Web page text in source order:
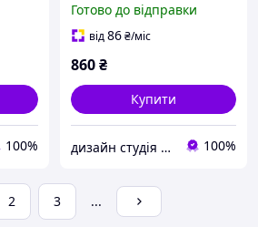
100%
Готово до відправки
від86₴/міс
860₴
Купити
дизайн студія VlaDDecor 100%
2 3 ...